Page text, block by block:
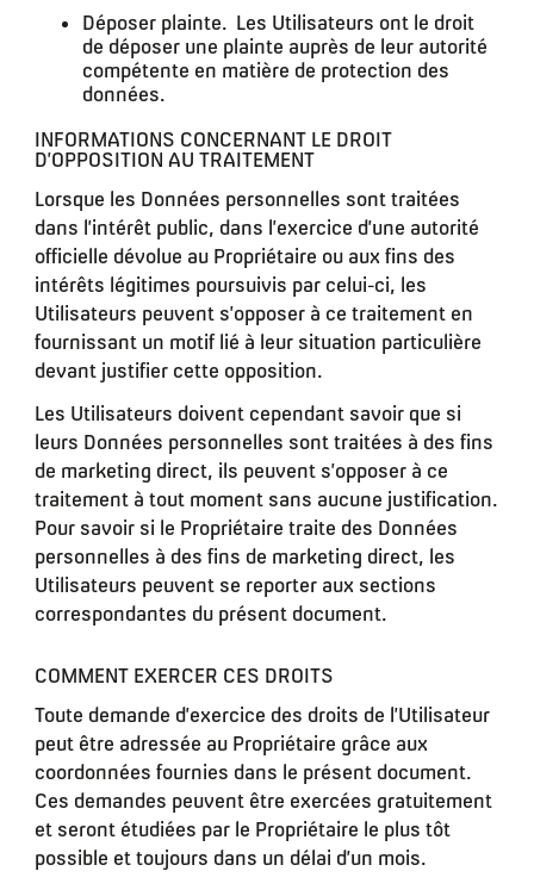
Déposer plainte. Les Utilisateurs ont le droit
de déposer une plainte auprès de leur autorité
compétente en matière de protection des
données.
INFORMATIONS CONCERNANT LE DROIT
D’OPPOSITION AU TRAITEMENT
Lorsque les Données personnelles sont traitées
dans l’intérêt public, dans l’exercice d’une autorité
officielle dévolue au Propriétaire ou aux fins des
intérêts légitimes poursuivis par celui-ci, les
Utilisateurs peuvent s’opposer à ce traitement en
fournissant un motif lié à leur situation particulière
devant justifier cette opposition.
Les Utilisateurs doivent cependant savoir que si
leurs Données personnelles sont traitées à des fins
de marketing direct, ils peuvent s’opposer à ce
traitement à tout moment sans aucune justification.
Pour savoir si le Propriétaire traite des Données
personnelles à des fins de marketing direct, les
Utilisateurs peuvent se reporter aux sections
correspondantes du présent document.
COMMENT EXERCER CES DROITS
Toute demande d’exercice des droits de l’Utilisateur
peut être adressée au Propriétaire grâce aux
coordonnées fournies dans le présent document.
Ces demandes peuvent être exercées gratuitement
et seront étudiées par le Propriétaire le plus tôt
possible et toujours dans un délai d’un mois.